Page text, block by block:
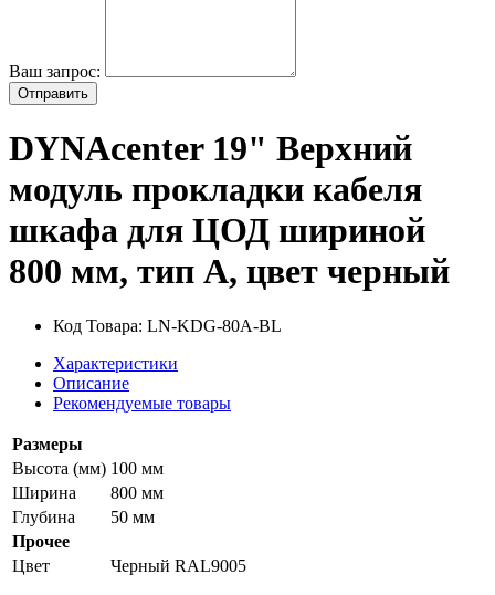
Ваш запрос:
Отправить
DYNAcenter 19" Верхний
модуль прокладки кабеля
шкафа для ЦОД шириной
800 мм, тип А, цвет черный
Код Товара: LN-KDG-80A-BL
Характеристики
Описание
Рекомендуемые товары
Размеры
Высота (мм) 100 мм
Ширина
800 мм
Глубина
50 мм
Прочее
Цвет
Черный RAL9005